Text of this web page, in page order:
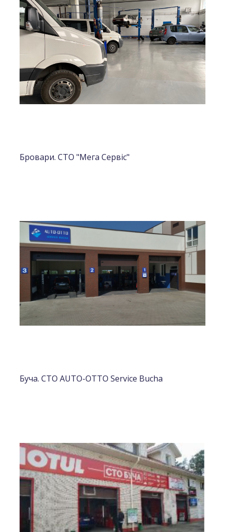
Бровари. СТО "Мега Сервіс"
Буча. СТО AUTO-OTTO Service Bucha